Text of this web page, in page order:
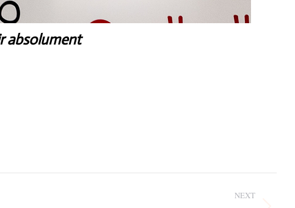
absolument
NEXT